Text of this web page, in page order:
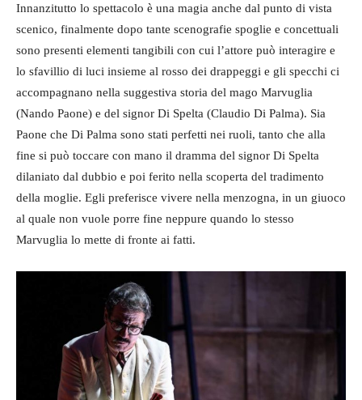
Innanzitutto lo spettacolo è una magia anche dal punto di vista
scenico, finalmente dopo tante scenografie spoglie e concettuali
sono presenti elementi tangibili con cui l’attore può interagire e
lo sfavillio di luci insieme al rosso dei drappeggi e gli specchi ci
accompagnano nella suggestiva storia del mago Marvuglia
(Nando Paone) e del signor Di Spelta (Claudio Di Palma). Sia
Paone che Di Palma sono stati perfetti nei ruoli, tanto che alla
fine si può toccare con mano il dramma del signor Di Spelta
dilaniato dal dubbio e poi ferito nella scoperta del tradimento
della moglie. Egli preferisce vivere nella menzogna, in un giuoco
al quale non vuole porre fine neppure quando lo stesso
Marvuglia lo mette di fronte ai fatti.